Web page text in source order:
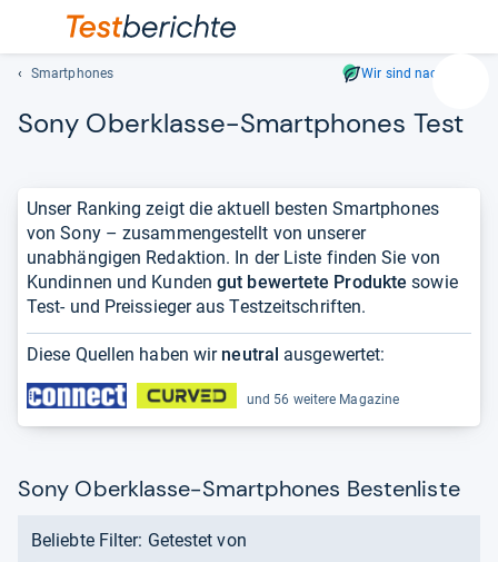
Geben
Zeichen
und
Smartphones Wir sind nachhaltig
Sony Ober­klasse-​Smart­pho­nes Test
Unser Ranking zeigt die aktuell besten Smartphones
von Sony – zusammengestellt von unserer
unabhängigen Redaktion. In der Liste finden Sie von
Kundinnen und Kundengut bewertete Produkte sowie
Test- und Preissieger aus Testzeitschriften.
Diese Quellen haben wir neutral ausgewertet:
und 56 weitere Magazine
Sony Oberklasse-Smartphones Bestenliste
Beliebte Filter: Getestet von